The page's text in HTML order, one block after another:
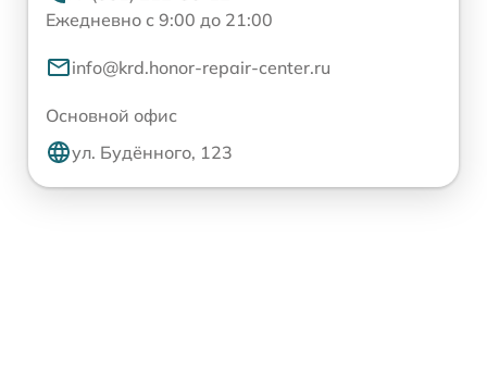
Ежедневно с 9:00 до 21:00
info@krd.honor-repair-center.ru
Основной офис
ул. Будённого, 123